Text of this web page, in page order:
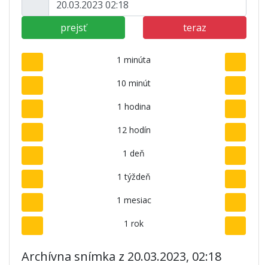
prejsť teraz
1 minúta
10 minút
1 hodina
12 hodín
1 deň
1 týždeň
1 mesiac
1 rok
Archívna snímka z 20.03.2023, 02:18